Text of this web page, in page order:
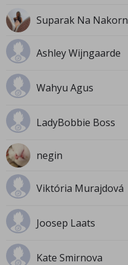
Suparak Na Nakorn
Ashley Wijngaarde
Wahyu Agus
LadyBobbie Boss
negin
Viktória Murajdová
Joosep Laats
Kate Smirnova